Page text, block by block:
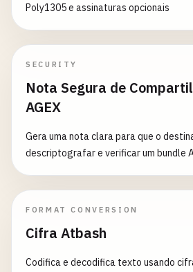
Poly1305 e assinaturas opcionais
SECURITY
Nota Segura de
AGEX
Gera uma nota clara para que o
descriptografar e verificar um bundle
FORMAT CONVERSION
Cifra Atbash
Codifica e decodifica texto usando